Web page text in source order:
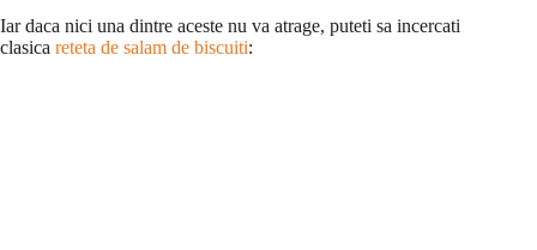
Iar daca nici una dintre aceste nu va atrage, puteti sa incercati
clasica reteta de salam de biscuiti: